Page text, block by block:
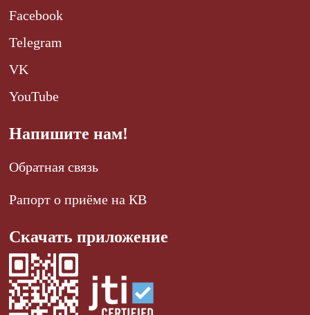
Facebook
Telegram
VK
YouTube
Напишите нам!
Обратная связь
Рапорт о приёме на КВ
Скачать приложение